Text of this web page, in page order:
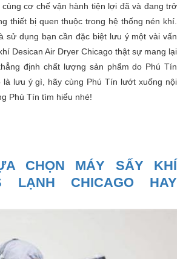
cơ chế vận hành tiện lợi đã và đang trở
thiết bị quen thuộc trong hệ thống nén khí.
sử dụng bạn cần đặc biệt lưu ý một vài vấn
Desican Air Dryer Chicago thật sự mang lại
định chất lượng sản phẩm do Phú Tín
là lưu ý gì, hãy cùng Phú Tín lướt xuống nội
Phú Tín tìm hiểu nhé!
CHỌN MÁY SẤY KHÍ
LẠNH CHICAGO HAY